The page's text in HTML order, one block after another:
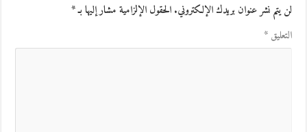
لن يتم نشر عنوان بريدك الإلكتروني.الحقول الإلزامية مشار إليها بـ*
التعليق*